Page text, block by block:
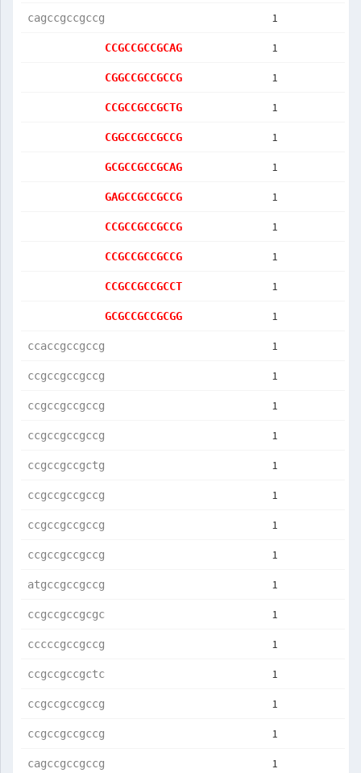
cagccgccgccg 1
CCGCCGCCGCAG 1
CGGCCGCCGCCG 1
CCGCCGCCGCTG 1
CGGCCGCCGCCG 1
GCGCCGCCGCAG 1
GAGCCGCCGCCG 1
CCGCCGCCGCCG 1
CCGCCGCCGCCG 1
CCGCCGCCGCCT 1
GCGCCGCCGCGG 1
ccaccgccgccg 1
ccgccgccgccg 1
ccgccgccgccg 1
ccgccgccgccg 1
ccgccgccgctg 1
ccgccgccgccg 1
ccgccgccgccg 1
ccgccgccgccg 1
atgccgccgccg 1
ccgccgccgcgc 1
cccccgccgccg 1
ccgccgccgctc 1
ccgccgccgccg 1
ccgccgccgccg 1
cagccgccgccg 1